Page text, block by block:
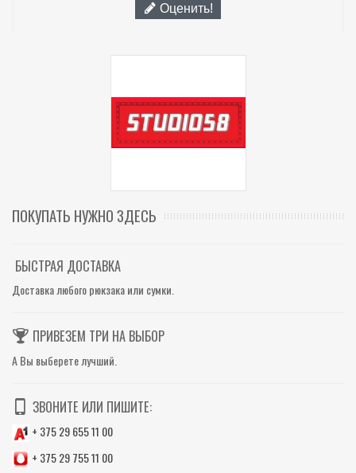
Оценить!
ПОКУПАТЬ НУЖНО ЗДЕСЬ
БЫСТРАЯ ДОСТАВКА
Доставка любого рюкзака или сумки.
ПРИВЕЗЕМ ТРИ НА ВЫБОР
А Вы выберете лучший.
ЗВОНИТЕ ИЛИ ПИШИТЕ:
+ 375 29 655 11 00
+ 375 29 755 11 00